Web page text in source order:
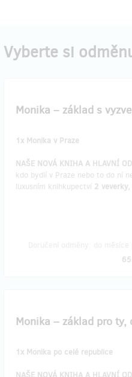
Vyberte si
Monika – základ s
1x Monika v Praze
NAŠE NOVÁ KNIHA A HLAVNÍ
kdo bydlí v Praze nebo to do ní
luxusním knihkupectví 2
Monika – základ pro
1x Monika po celé republice
NAŠE NOVÁ KNIHA A HLAVNÍ